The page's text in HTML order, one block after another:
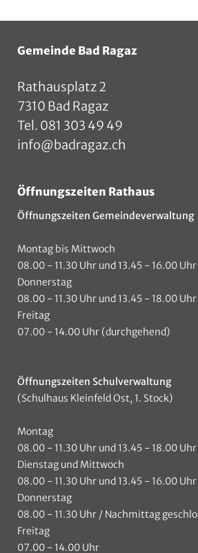
Gemeinde Bad Ragaz
Rathausplatz 2
7310 Bad Ragaz
Tel. 081 303 49 49
info@badragaz.ch
Öffnungszeiten Rathaus
Öffnungszeiten Gemeindeverwaltung
Montag bis Mittwoch
08.00 - 11.30 Uhr und 13.45 - 16.00 Uhr
Donnerstag
08.00 - 11.30 Uhr und 13.45 - 18.00 Uhr
Freitag
07.00 - 14.00 Uhr (durchgehend)
Öffnungszeiten Schulverwaltung
(Schulhaus Kleinfeld Ost, 1. Stock)
Montag
08.00 - 11.30 Uhr und 13.45 - 18.00 Uhr
Dienstag und Mittwoch
08.00 - 11.30 Uhr und 13.45 - 16.00 Uhr
Donnerstag
08.00 - 11.30 Uhr / Nachmittag
Freitag
07.00 - 14.00 Uhr